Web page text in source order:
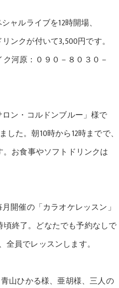
ャルライブを12時開場、
クが付いて3,500円です。
原：０９０－８０３０－
ン・コルドンブルー」様で
た。朝10時から12時までで、
お食事やソフトドリンクは
開催の「カラオケレッスン」
終了。どなたでも予約なしで
員でレッスンします。
山ひかる様、亜胡様、三人の